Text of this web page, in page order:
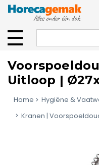
Uitloop |
Home
Hygiëne &
Kranen |